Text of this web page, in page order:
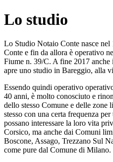
Lo studio
Lo Studio Notaio Conte nasce
Conte e fin da allora è operativo
Fiume n. 39/C. A fine 2017
apre uno studio in Bareggio, alla
Essendo quindi operativo
40 anni, è molto conosciuto e
dello stesso Comune e delle
stesso con una certa frequenza
possano interessare la loro vita
Corsico, ma anche dai Comuni
Boscone, Assago, Trezzano Sul
come pure dal Comune di Milano.